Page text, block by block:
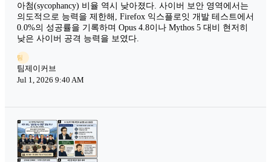
아첨(sycophancy) 비율 역시 낮아졌다. 사이버 보안 영역에서는
의도적으로 능력을 제한해, Firefox 익스플로잇 개발 테스트에서
0.0%의 성공률을 기록하며 Opus 4.8이나 Mythos 5 대비 현저히
낮은 사이버 공격 능력을 보였다.
팀
팀제이커브
Jul 1, 2026 9:40 AM